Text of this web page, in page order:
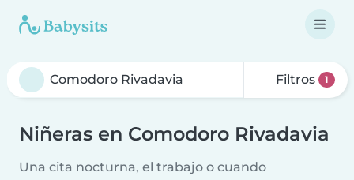
Filtros 1
Niñeras en Comodoro Rivadavia
Una cita nocturna, el trabajo o cuando